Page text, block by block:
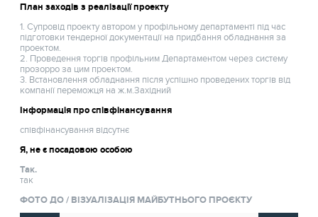
План заходів з реалізації проекту
1. Супровід проекту автором у профільному департаменті під час
підготовки тендерної документації на придбання обладнання за
проектом.
2. Проведення торгів профільним Департаментом через систему
прозорро за цим проектом.
3. Встановлення обладнання після успішно проведених торгів від
компанії переможця на ж.м.Західний
Інформація про співфінансування
співфінансування відсутнє
Я, не є посадовою особою
Так.
так
ФОТО ДО / ВІЗУАЛІЗАЦІЯ МАЙБУТНЬОГО ПРОЄКТУ